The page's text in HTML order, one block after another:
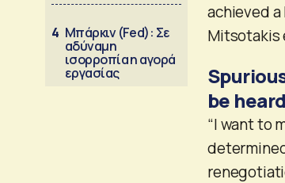
4 Μπάρκιν (Fed): Σε
αδύναμη
ισορροπία η αγορά
εργασίας
achieved
Mitsotakis
be heard
“I want to